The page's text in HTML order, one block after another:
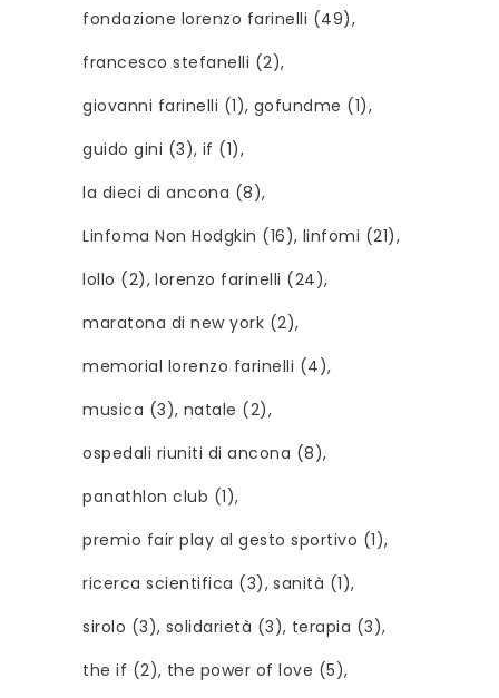
fondazione lorenzo farinelli (49)
francesco stefanelli (2)
giovanni farinelli (1) gofundme (1)
guido gini (3) if (1)
la dieci di ancona (8)
Linfoma Non Hodgkin (16) linfomi (21)
lollo (2) lorenzo farinelli (24)
maratona di new york (2)
memorial lorenzo farinelli (4)
musica (3) natale (2)
ospedali riuniti di ancona (8)
panathlon club (1)
premio fair play al gesto sportivo (1)
ricerca scientifica (3) sanità (1)
sirolo (3) solidarietà (3) terapia (3)
the if (2) the power of love (5)